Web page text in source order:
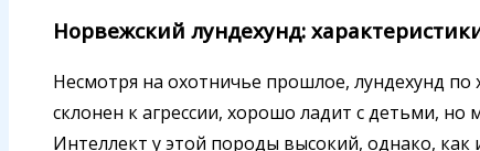
Норвежский лундехунд:
Несмотря на охотничье прошлое, лундехунд
склонен к агрессии, хорошо ладит с детьми,
Интеллект у этой породы высокий, однако,